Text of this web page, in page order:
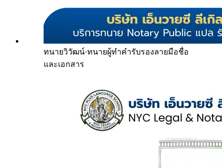
ทนายวิวัฒน์·ทนายผู้ทำคำรับรองลายมือชื่อ
และเอกสาร